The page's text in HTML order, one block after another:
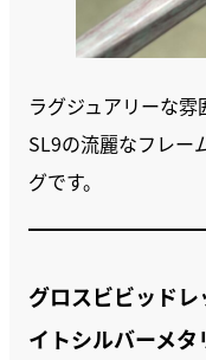
ラグジュアリーな雰
SL9の流麗なフレー
グです。
グロスビビッド
イトシルバーメタ